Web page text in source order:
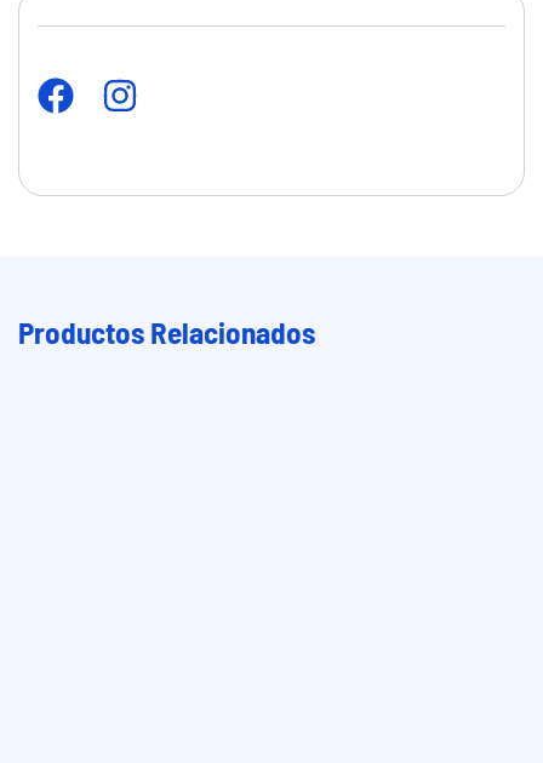
Productos Relacionados